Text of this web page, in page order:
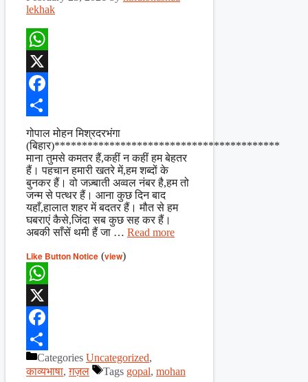
lekhak
WhatsApp
X
Facebook
Share
गोपाल मोहन मिश्रदरभंगा
(बिहार)*****************************************
माना तुमसे कमतर हैं,कहीं न कहीं हम बेहतर
हैं। पहचान हमारी खतरे में,हम शब्दों के
बुनकर हैं। वो जज़्बाती अव्वल नंबर है,हम तो
जन्म से पत्थर हैं। आना कुछ दिन बाद
यहाँ,हालात शहर में बदतर हैं। मौत से हम
घबराएं कैसे,जिंदा सब कुछ सह कर हैं।
अबकी साँसें थमी हैं जा … Read more
Like Button Notice (view)
WhatsApp
X
Facebook
ShareCategories Uncategorized,
काव्यभाषा,ग़ज़ल Tags gopal, mohan